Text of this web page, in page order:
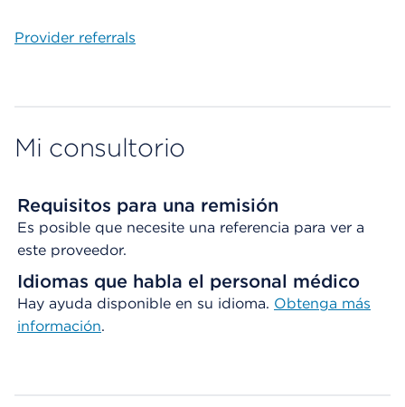
Provider referrals
Mi consultorio
Requisitos para una remisión
Es posible que necesite una referencia para ver a
este proveedor.
Idiomas que habla el personal médico
Hay ayuda disponible en su idioma. Obtenga más
información.